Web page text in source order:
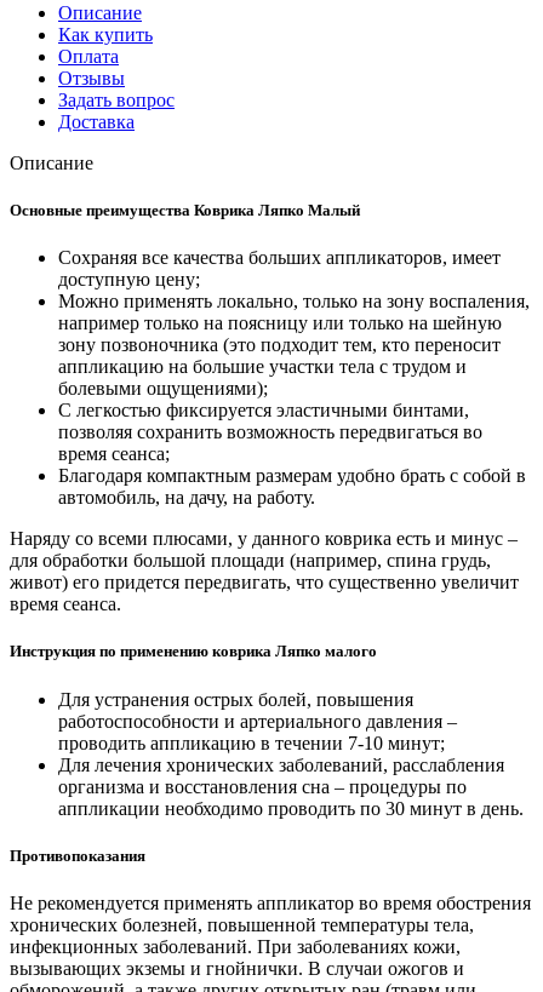
Описание
Как купить
Оплата
Отзывы
Задать вопрос
Доставка
Описание
Основные преимущества Коврика Ляпко Малый
Сохраняя все качества больших аппликаторов, имеет
доступную цену;
Можно применять локально, только на зону воспаления,
например только на поясницу или только на шейную
зону позвоночника (это подходит тем, кто переносит
аппликацию на большие участки тела с трудом и
болевыми ощущениями);
С легкостью фиксируется эластичными бинтами,
позволяя сохранить возможность передвигаться во
время сеанса;
Благодаря компактным размерам удобно брать с собой в
автомобиль, на дачу, на работу.
Наряду со всеми плюсами, у данного коврика есть и минус –
для обработки большой площади (например, спина грудь,
живот) его придется передвигать, что существенно увеличит
время сеанса.
Инструкция по применению коврика Ляпко малого
Для устранения острых болей, повышения
работоспособности и артериального давления –
проводить аппликацию в течении 7-10 минут;
Для лечения хронических заболеваний, расслабления
организма и восстановления сна – процедуры по
аппликации необходимо проводить по 30 минут в день.
Противопоказания
Не рекомендуется применять аппликатор во время обострения
хронических болезней, повышенной температуры тела,
инфекционных заболеваний. При заболеваниях кожи,
вызывающих экземы и гнойнички. В случаи ожогов и